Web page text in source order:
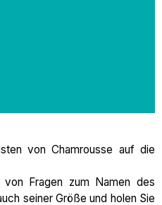
von Chamrousse auf die
Fragen zum Namen des
seiner Größe und holen Sie